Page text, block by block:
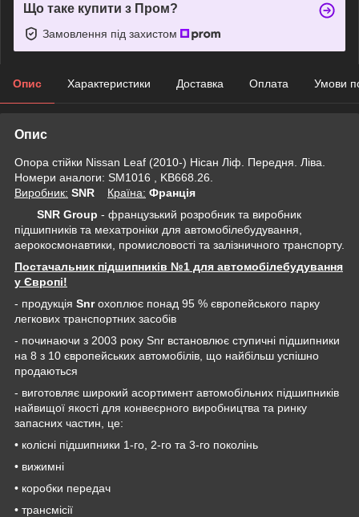
Що таке купити з Пром?
Замовлення під захистом
Опис Характеристики Доставка Оплата Умови
Опис
Опора стійки Nissan Leaf (2010-) Нісан Ліф. Передня. Ліва.
Номери аналоги: SM1016 , KB668.26.
Виробник: SNR Крaїна: Франція
SNR Group - французький розробник та виробник
підшипників та мехатроніки для автомобілебудування,
аерокосмонавтики, промисловості та залізничного транспорту.
Постачальник підшипників №1 для автомобілебудування
у Європі!
- продукція Snrохоплює понад 95 % європейського парку
легкових транспортних засобів
- починаючи з 2003 року Snr встановлює ступичні підшипники
на 8 з 10 європейських автомобілів, що найбільш успішно
продаються
- виготовляє широкий асортимент автомобільних підшипників
найвищої якості для конвеєрного виробництва та ринку
запасних частин, це:
• колісні підшипники 1-го, 2-го та 3-го поколінь
• вижимні
• коробки передач
• трансмісії